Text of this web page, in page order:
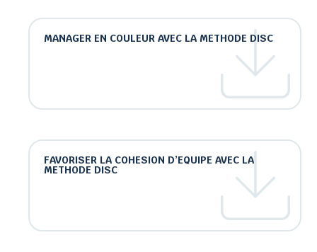
MANAGER EN COULEUR AVEC LA METHODE DISC
FAVORISER LA COHESION D’EQUIPE AVEC LA
METHODE DISC